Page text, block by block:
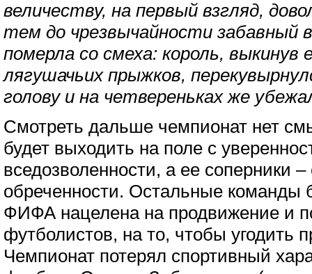
величеству, на первый взгляд,
тем до чрезвычайности забавный
померла со смеха: король, выкинув
лягушачьих прыжков,
голову и на четвереньках же
Смотреть дальше чемпионат нет
будет выходить на поле с
вседозволенности, а ее соперники
обреченности. Остальные команды
ФИФА нацелена на продвижение и
футболистов, на то, чтобы угодить
Чемпионат потерял спортивный